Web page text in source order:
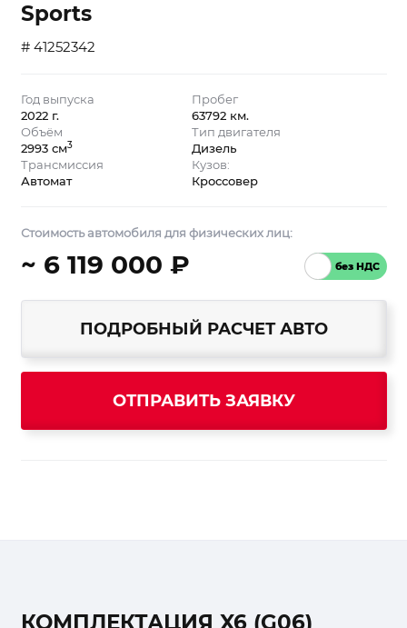
Sports
# 41252342
Год выпуска
2022 г.
Пробег
63792 км.
Объём
2993 см3
Тип двигателя
Дизель
Трансмиссия
Автомат
Кузов:
Кроссовер
Стоимость автомобиля для физических лиц:
~ 6 119 000 ₽
ПОДРОБНЫЙ РАСЧЕТ АВТО
ОТПРАВИТЬ ЗАЯВКУ
КОМПЛЕКТАЦИЯ X6 (G06)